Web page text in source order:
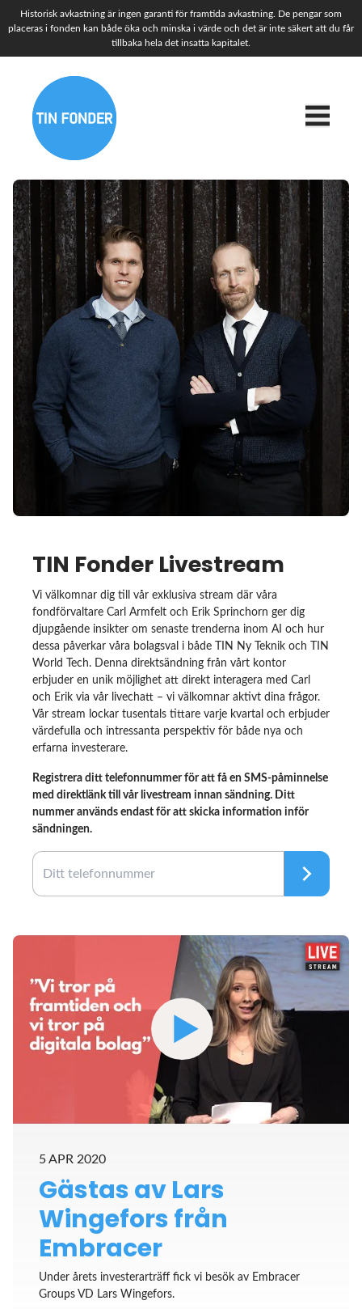
Historisk avkastning är ingen garanti för framtida avkastning. De pengar som
placeras i fonden kan både öka och minska i värde och det är inte säkert att du får
tillbaka hela det insatta kapitalet.
TIN Fonder Livestream
Vi välkomnar dig till vår exklusiva stream där våra
fondförvaltare Carl Armfelt och Erik Sprinchorn ger dig
djupgående insikter om senaste trenderna inom AI och hur
dessa påverkar våra bolagsval i både TIN Ny Teknik och TIN
World Tech. Denna direktsändning från vårt kontor
erbjuder en unik möjlighet att direkt interagera med Carl
och Erik via vår livechatt – vi välkomnar aktivt dina frågor.
Vår stream lockar tusentals tittare varje kvartal och erbjuder
värdefulla och intressanta perspektiv för både nya och
erfarna investerare.
Registrera ditt telefonnummer för att få en SMS-påminnelse
med direktlänk till vår livestream innan sändning. Ditt
nummer används endast för att skicka information inför
sändningen.
5 APR 2020
Gästas av Lars
Wingefors från
Embracer
Under årets investerarträff fick vi besök av Embracer
Groups VD Lars Wingefors.